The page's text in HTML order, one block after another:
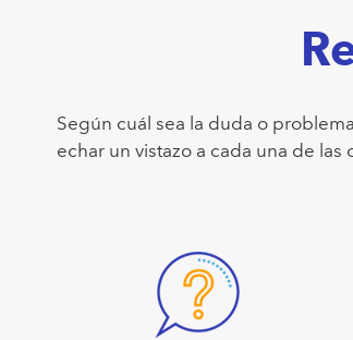
Según cuál sea la duda o
echar un vistazo a cada una de las